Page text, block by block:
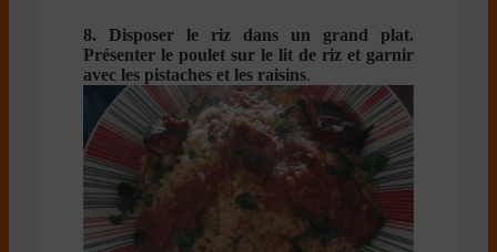
8.
Disposer le riz dans un grand plat.
Présenter le poulet sur le lit de riz et garnir
avec les pistaches et les raisins.